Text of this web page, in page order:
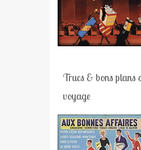
Trucs & bons plans
voyage